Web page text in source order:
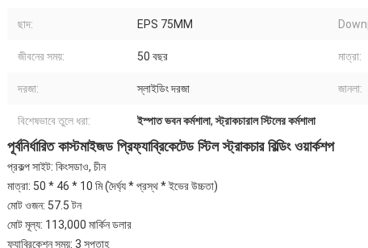
ছাদ: EPS 75MM
জীবনের সময়: 50 বছর মাত্রা:
দরজা: স্লাইডিং দরজা জানলা:
বিশেষভাবে তুলে ধরা: ইস্পাত ভবন কর্মশালা,স্ট্রাকচারাল স্টিলের কর্মশালা
পূর্বনির্ধারিত কাস্টমাইজড প্রিফ্যাব্রিকেটেড স্টিল স্ট্রাকচার বিল্ডিং ওয়ার্কশপ
প্রকল্প সাইট: কিংসডাও, চীন
মাত্রা: 50 * 46 * 10 মি (দৈর্ঘ্য * প্রস্থ * ইভের উচ্চতা)
মোট ওজন: 57.5 টন
মোট মূল্য: 113,000 মার্কিন ডলার
ফ্যাব্রিকেশন সময়: 3 সপ্তাহ